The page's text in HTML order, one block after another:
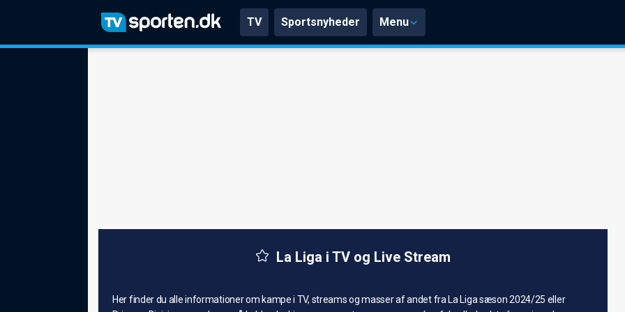
TV Sportsnyheder Menu
La Liga i TV og Live Stream
Her finder du alle informationer om kampe i TV, streams og masser af andet fra La Liga sæson 2024/25 eller